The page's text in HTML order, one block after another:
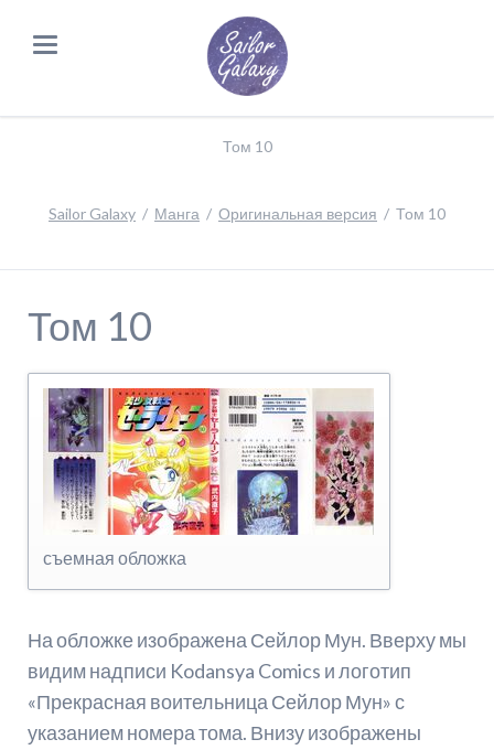
Том 10
Sailor Galaxy Манга Оригинальная версия Том 10
Том 10
съемная обложка
На обложке изображена Сейлор Мун. Вверху мы
видим надписи Kodansya Comics и логотип
«Прекрасная воительница Сейлор Мун» с
указанием номера тома. Внизу изображены